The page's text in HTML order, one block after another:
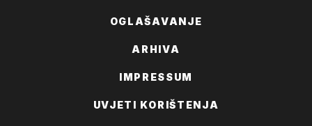
OGLAŠAVANJE
ARHIVA
IMPRESSUM
UVJETI KORIŠTENJA